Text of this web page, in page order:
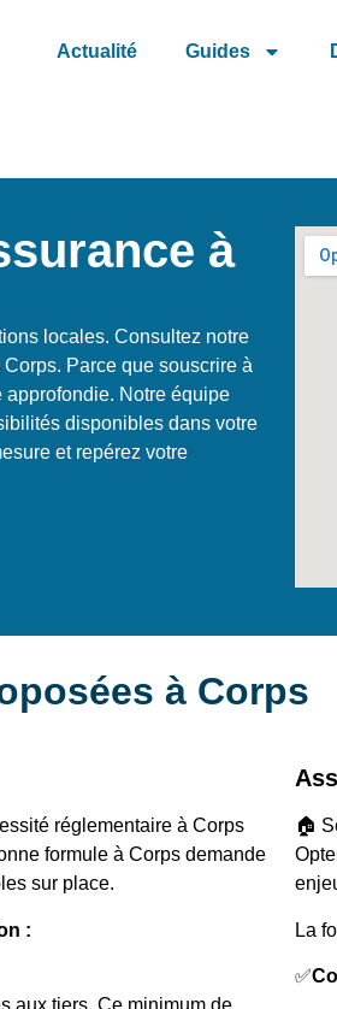
Actualité Guides
à
locales. Consultez notre
Parce que souscrire à
Notre équipe
disponibles dans votre
et repérez votre
à Corps
réglementaire à Corps
formule à Corps demande
sur place.
:
aux tiers. Ce minimum de
🏠
La
✅